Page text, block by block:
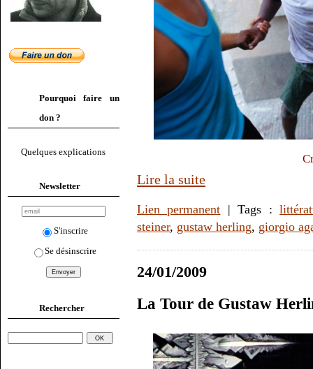
Pourquoi faire un
don ?
Quelques explications
Newsletter
S'inscrire
Se désinscrire
Rechercher
Lire la suite
Lien permanent | Tags :
steiner, gustaw herling, giorgio
24/01/2009
La Tour de Gustaw